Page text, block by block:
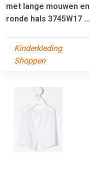
met lange mouwen en
ronde hals 3745W17 ...
Kinderkleding
Shoppen